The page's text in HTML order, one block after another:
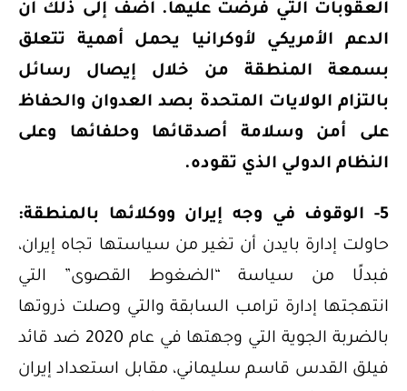
العقوبات التي فرضت عليها. أضف إلى ذلك أن
الدعم الأمريكي لأوكرانيا يحمل أهمية تتعلق
بسمعة المنطقة من خلال إيصال رسائل
بالتزام الولايات المتحدة بصد العدوان والحفاظ
على أمن وسلامة أصدقائها وحلفائها وعلى
النظام الدولي الذي تقوده.
حاولت إدارة بايدن أن تغير من سياستها تجاه إيران،
فبدلًا من سياسة “الضغوط القصوى” التي
انتهجتها إدارة ترامب السابقة والتي وصلت ذروتها
بالضربة الجوية التي وجهتها في عام 2020 ضد قائد
فيلق القدس قاسم سليماني، مقابل استعداد إيران